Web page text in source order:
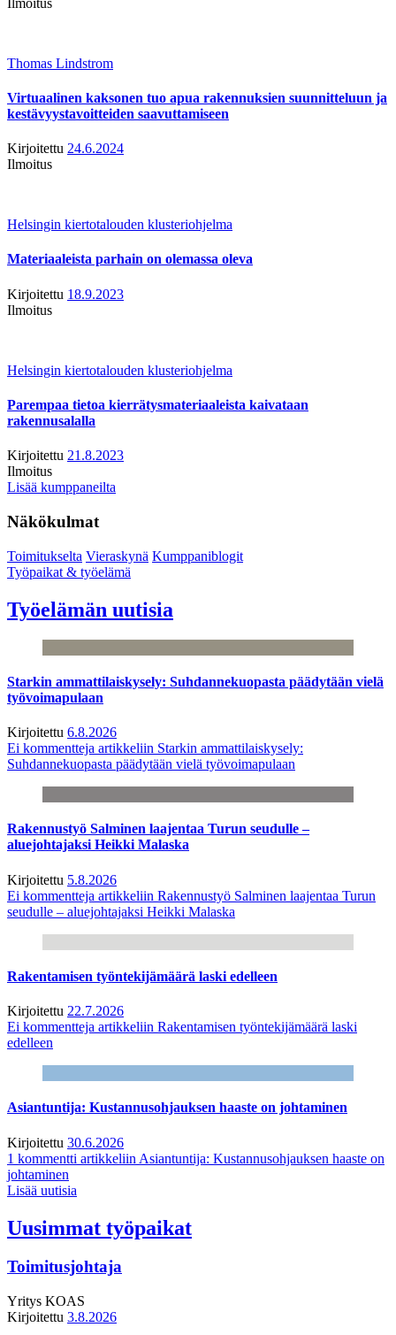
Thomas Lindstrom
Virtuaalinen kaksonen tuo apua rakennuksien suunnitteluun ja
kestävyystavoitteiden saavuttamiseen
Kirjoitettu 24.6.2024
Ilmoitus
Helsingin kiertotalouden klusteriohjelma
Materiaaleista parhain on olemassa oleva
Kirjoitettu 18.9.2023
Ilmoitus
Helsingin kiertotalouden klusteriohjelma
Parempaa tietoa kierrätysmateriaaleista kaivataan
rakennusalalla
Kirjoitettu 21.8.2023
Ilmoitus
Lisää kumppaneilta
Näkökulmat
Toimitukselta Vieraskynä Kumppaniblogit
Työpaikat & työelämä
Työelämän uutisia
Starkin ammattilaiskysely: Suhdannekuopasta päädytään vielä
työvoimapulaan
Kirjoitettu 6.8.2026
Ei kommentteja artikkeliin Starkin ammattilaiskysely:
Suhdannekuopasta päädytään vielä työvoimapulaan
Rakennustyö Salminen laajentaa Turun seudulle –
aluejohtajaksi Heikki Malaska
Kirjoitettu 5.8.2026
Ei kommentteja artikkeliin Rakennustyö Salminen laajentaa Turun
seudulle – aluejohtajaksi Heikki Malaska
Rakentamisen työntekijämäärä laski edelleen
Kirjoitettu 22.7.2026
Ei kommentteja artikkeliin Rakentamisen työntekijämäärä laski
edelleen
Asiantuntija: Kustannusohjauksen haaste on johtaminen
Kirjoitettu 30.6.2026
1 kommentti artikkeliin Asiantuntija: Kustannusohjauksen haaste on
johtaminen
Lisää uutisia
Uusimmat työpaikat
Toimitusjohtaja
Yritys KOAS
Kirjoitettu 3.8.2026